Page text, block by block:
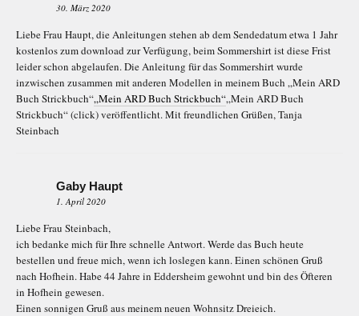
30. März 2020
Liebe Frau Haupt, die Anleitungen stehen ab dem Sendedatum etwa 1 Jahr
kostenlos zum download zur Verfügung, beim Sommershirt ist diese Frist
leider schon abgelaufen. Die Anleitung für das Sommershirt wurde
inzwischen zusammen mit anderen Modellen in meinem Buch „Mein ARD
Buch Strickbuch“„Mein ARD Buch Strickbuch“„Mein ARD Buch
Strickbuch“ (click) veröffentlicht. Mit freundlichen Grüßen, Tanja
Steinbach
Gaby Haupt
1. April 2020
Liebe Frau Steinbach,
ich bedanke mich für Ihre schnelle Antwort. Werde das Buch heute
bestellen und freue mich, wenn ich loslegen kann. Einen schönen Gruß
nach Hofhein. Habe 44 Jahre in Eddersheim gewohnt und bin des Öfteren
in Hofhein gewesen.
Einen sonnigen Gruß aus meinem neuen Wohnsitz Dreieich.